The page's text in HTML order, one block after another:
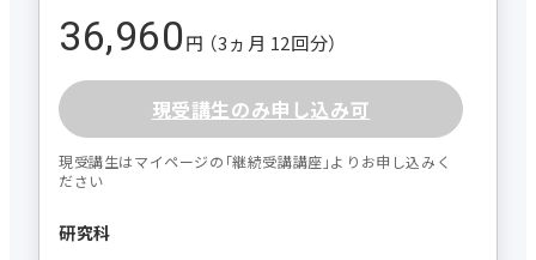
36,960円 （3ヵ月 12回分）
現受講生のみ申し込み可
現受講生はマイページの｢継続受講講座｣よりお申し込みく
ださい
研究科